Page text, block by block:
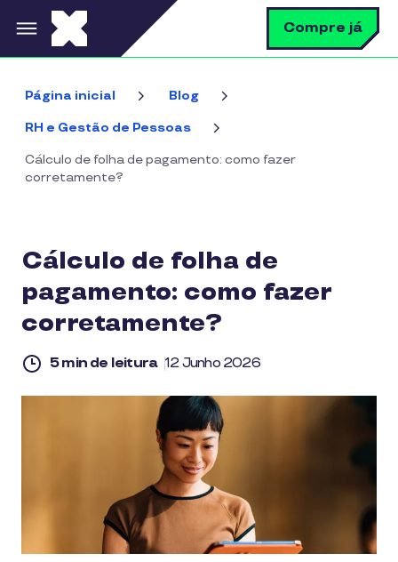
Pular para o conteúdo principal Compre já
Página inicial Blog
RH e Gestão de Pessoas
Cálculo de folha de pagamento: como fazer
corretamente?
Cálculo de folha de
pagamento: como fazer
corretamente?
5 min de leitura 12 Junho 2026